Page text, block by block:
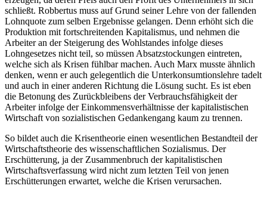
schließt. Robbertus muss auf Grund seiner Lehre von der fallenden
Lohnquote zum selben Ergebnisse gelangen. Denn erhöht sich die
Produktion mit fortschreitenden Kapitalismus, und nehmen die
Arbeiter an der Steigerung des Wohlstandes infolge dieses
Lohngesetzes nicht teil, so müssen Absatzstockungen eintreten,
welche sich als Krisen fühlbar machen. Auch Marx musste ähnlich
denken, wenn er auch gelegentlich die Unterkonsumtionslehre tadelt
und auch in einer anderen Richtung die Lösung sucht. Es ist eben
die Betonung des Zurückbleibens der Verbrauchsfähigkeit der
Arbeiter infolge der Einkommensverhältnisse der kapitalistischen
Wirtschaft von sozialistischen Gedankengang kaum zu trennen.
So bildet auch die Krisentheorie einen wesentlichen Bestandteil der
Wirtschaftstheorie des wissenschaftlichen Sozialismus. Der
Erschütterung, ja der Zusammenbruch der kapitalistischen
Wirtschaftsverfassung wird nicht zum letzten Teil von jenen
Erschütterungen erwartet, welche die Krisen verursachen.